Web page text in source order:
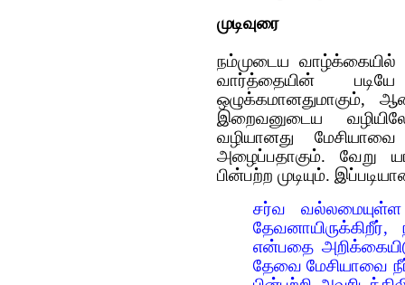
முடிவுரை
நம்முடைய
வார்த்தையின் படியே
இறைவனுடைய
வழியானது
அழைப்பதாகும். வேறு
பின்பற்ற முடியும்.
சர்வ
என்பதை
தேவை மேசியாவை